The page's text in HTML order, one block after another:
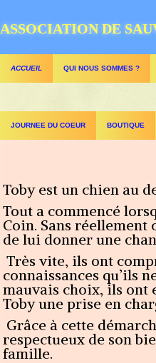
ASSOCIATION DE
ACCUEIL QUI NOUS SOMMES ?
JOURNEE DU COEUR BOUTIQUE
Toby est un chien au
Tout a commencé
Coin. Sans réellement
de lui donner une
Très vite, ils ont
connaissances qu’ils
mauvais choix, ils ont
Toby une prise en
Grâce à cette
respectueux de son
famille.